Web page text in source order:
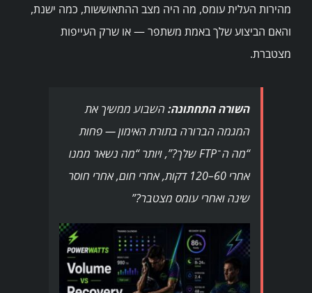
מהירות העלית עומס, מה היה מצב ההתאוששות, כמה ישנת,
והאם הביצוע שלך באמת משתפר — או שרק העייפות
מצטברת.
השורה התחתונה:השבוע ממשיך את
המגמה הברורה בתורת האימון — פחות
“מה ה־FTP שלך?”, ויותר “מה נשאר ממנו
אחרי 60–120 דקות, אחרי חום, אחרי חוסר
שינה ואחרי עומס מצטבר?”